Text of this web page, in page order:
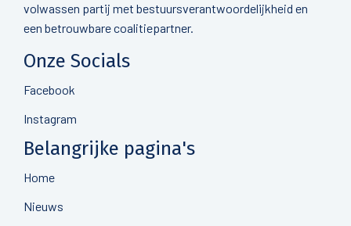
volwassen partij met bestuursverantwoordelijkheid en
een betrouwbare coalitiepartner.
Onze Socials
Facebook
Instagram
Belangrijke pagina's
Home
Nieuws